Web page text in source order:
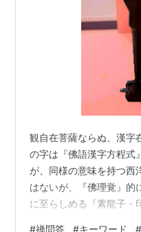
観自在菩薩ならぬ、漢字
の字は『佛語漢字方程式
が、同様の意味を持つ西
はないが、『佛理覚』的
に至らしめる『素龍子・
#禅問答 #キーワード